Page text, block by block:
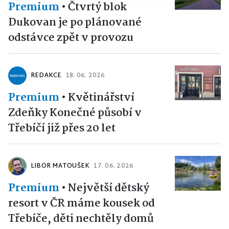
Premium •Čtvrtý blok
Dukovan je po plánované
odstávce zpět v provozu
REDAKCE 18. 06. 2026
Premium • Květinářství
Zdeňky Konečné působí v
Třebíčí již přes 20 let
LIBOR MATOUŠEK 17. 06. 2026
Premium • Největší dětský
resort v ČR máme kousek od
Třebíče, děti nechtěly domů